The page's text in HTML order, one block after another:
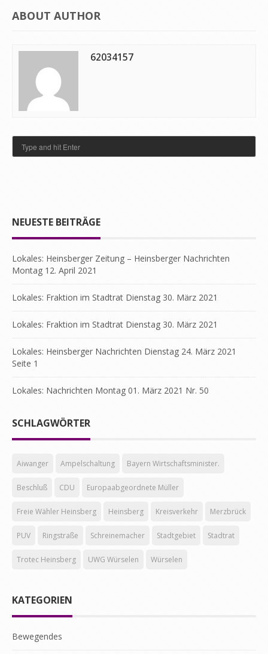
ABOUT AUTHOR
62034157
NEUESTE BEITRÄGE
Lokales: Heinsberger Zeitung – Heinsberger Nachrichten
Montag 12. April 2021
Lokales: Fraktion im Stadtrat Dienstag 30. März 2021
Lokales: Fraktion im Stadtrat Dienstag 30. März 2021
Lokales: Heinsberger Nachrichten Dienstag 24. März 2021
Seite 1
Lokales: Nachrichten Montag 01. März 2021 Nr. 50
SCHLAGWÖRTER
Aiwanger Ampelschaltung Bayern Wirtschaftsminister.
Beschluß CDU Europaabgeordnete Müller
Freie Wähler Heinsberg Heinsberg Kreisverkehr Merzbrück
PUV Ringstraße Schreinemacher Stadtgebiet Stadtrat
Trotec Heinsberg UWG Würselen Würselen
KATEGORIEN
Bewegendes